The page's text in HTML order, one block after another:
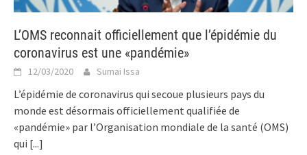
L’OMS reconnait officiellement que l’épidémie du
coronavirus est une «pandémie»
12/03/2020 Sumai Issa
L’épidémie de coronavirus qui secoue plusieurs pays du
monde est désormais officiellement qualifiée de
«pandémie» par l’Organisation mondiale de la santé (OMS)
qui [...]